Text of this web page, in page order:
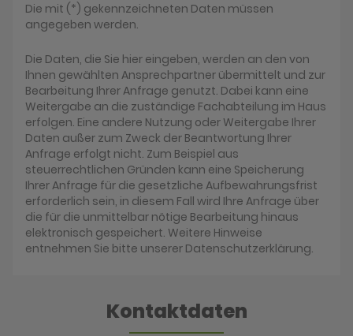
Die mit (*) gekennzeichneten Daten müssen
angegeben werden.
Die Daten, die Sie hier eingeben, werden an den von
Ihnen gewählten Ansprechpartner übermittelt und zur
Bearbeitung Ihrer Anfrage genutzt. Dabei kann eine
Weitergabe an die zuständige Fachabteilung im Haus
erfolgen. Eine andere Nutzung oder Weitergabe Ihrer
Daten außer zum Zweck der Beantwortung Ihrer
Anfrage erfolgt nicht. Zum Beispiel aus
steuerrechtlichen Gründen kann eine Speicherung
Ihrer Anfrage für die gesetzliche Aufbewahrungsfrist
erforderlich sein, in diesem Fall wird Ihre Anfrage über
die für die unmittelbar nötige Bearbeitung hinaus
elektronisch gespeichert. Weitere Hinweise
entnehmen Sie bitte unserer Datenschutzerklärung.
Kontaktdaten